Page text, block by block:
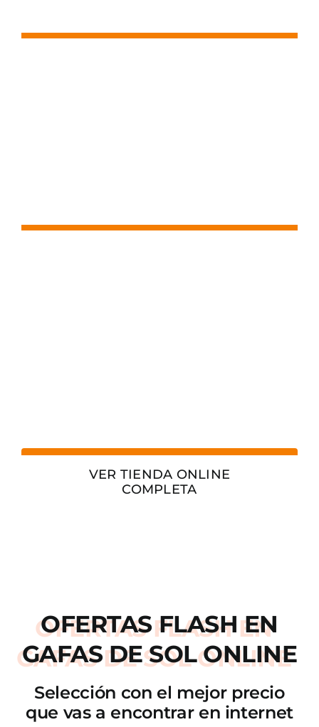
VER TIENDA ONLINE
COMPLETA
OFERTAS FLASH EN
GAFAS DE SOL ONLINE
Selección con el mejor precio
que vas a encontrar en internet